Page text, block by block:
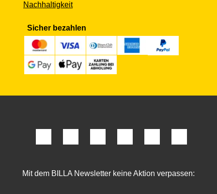
Nachhaltigkeit
Sicher bezahlen
Mit dem BILLA Newsletter keine Aktion verpassen: